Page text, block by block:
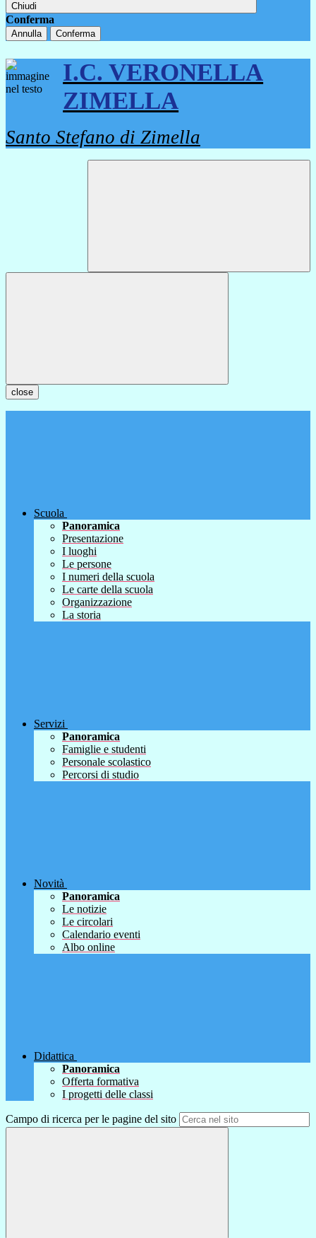
Chiudi
Conferma
Annulla Conferma
I.C. VERONELLA
ZIMELLA
Santo Stefano di Zimella
close
Scuola
Panoramica
Presentazione
I luoghi
Le persone
I numeri della scuola
Le carte della scuola
Organizzazione
La storia
Servizi
Panoramica
Famiglie e studenti
Personale scolastico
Percorsi di studio
Novità
Panoramica
Le notizie
Le circolari
Calendario eventi
Albo online
Didattica
Panoramica
Offerta formativa
I progetti delle classi
Campo di ricerca per le pagine del sito